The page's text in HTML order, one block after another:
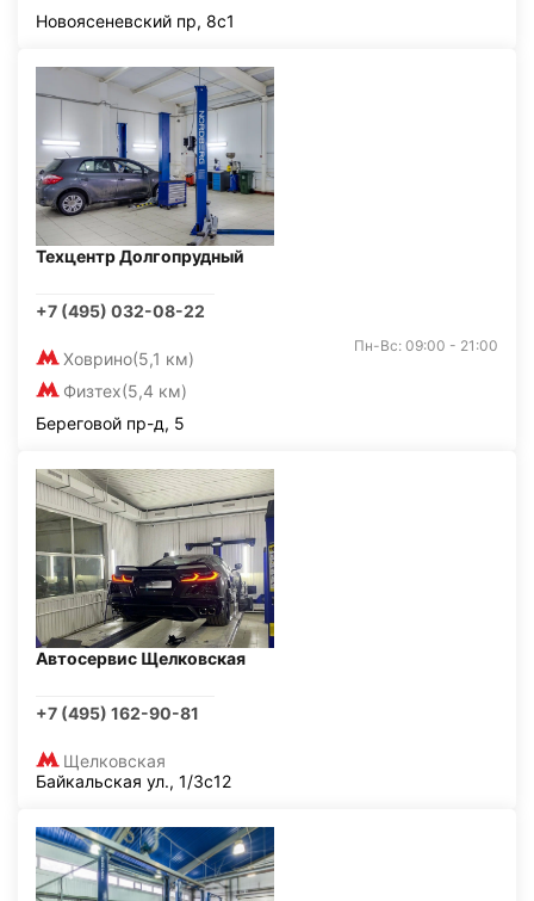
Новоясеневский пр, 8с1
Техцентр Долгопрудный
+7 (495) 032-08-22
Ховрино(5,1 км)
Физтех(5,4 км)
Пн-Вс: 09:00 - 21:00
Береговой пр-д, 5
Автосервис Щелковская
+7 (495) 162-90-81
Щелковская
Байкальская ул., 1/3с12